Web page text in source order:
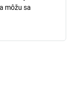
môžu sa